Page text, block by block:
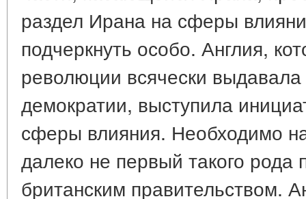
раздел Ирана на сферы
подчеркнуть особо. Англия,
революции всячески
демократии, выступила
сферы влияния. Необходимо
далеко не первый такого рода
британским правительством.